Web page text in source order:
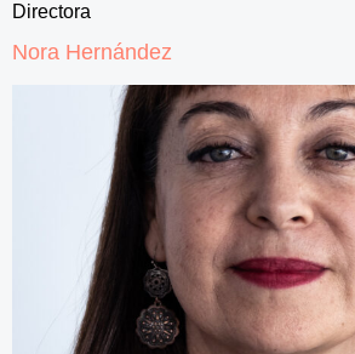
Directora
Nora Hernández